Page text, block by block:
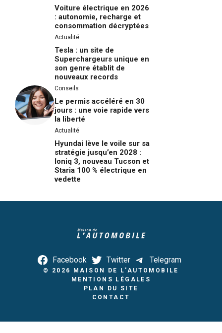
Voiture électrique en 2026
: autonomie, recharge et
consommation décryptées
Actualité
Tesla : un site de
Superchargeurs unique en
son genre établit de
nouveaux records
Conseils
Le permis accéléré en 30
jours : une voie rapide vers
la liberté
Actualité
Hyundai lève le voile sur sa
stratégie jusqu’en 2028 :
Ioniq 3, nouveau Tucson et
Staria 100 % électrique en
vedette
Facebook Twitter Telegram
© 2026
MAISON DE L'AUTOMOBILE
MENTIONS LÉGALES
PLAN DU SITE
CONTACT